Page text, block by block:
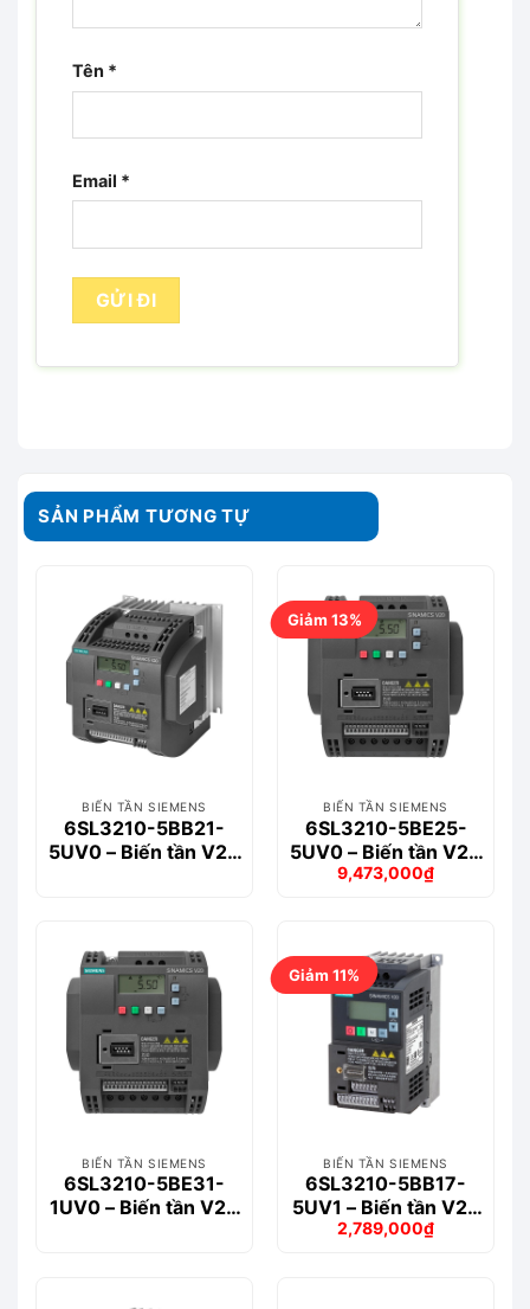
Tên *
Email *
SẢN PHẨM TƯƠNG TỰ
BIẾN TẦN SIEMENS
6SL3210-5BB21-
5UV0 – Biến tần V20
Giảm 13%
BIẾN TẦN SIEMENS
6SL3210-5BE25-
5UV0 – Biến tần V20
3-phase 5.5kW
Giá
9,473,000₫
Giá
9,473,000₫.
BIẾN TẦN SIEMENS
6SL3210-5BE31-
1UV0 – Biến tần V20
Giảm 11%
BIẾN TẦN SIEMENS
6SL3210-5BB17-
5UV1 – Biến tần V20
1-phase 0.75kW
Giá
2,789,000₫
Giá